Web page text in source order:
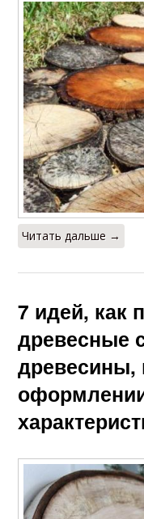
Читать дальше →
7 идей, как
древесные
древесины,